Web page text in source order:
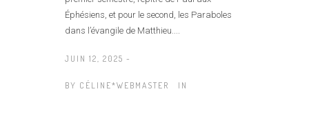
Éphésiens, et pour le second, les Paraboles
dans l’évangile de Matthieu....
JUIN 12, 2025 -
BY CÉLINE*WEBMASTER IN